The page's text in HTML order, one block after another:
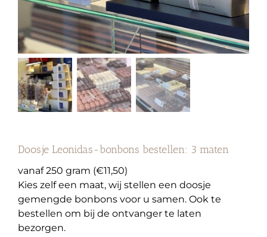
Doosje Leonidas-bonbons bestellen: 3 maten
vanaf 250 gram (€11,50)
Kies zelf een maat, wij stellen een doosje
gemengde bonbons voor u samen. Ook te
bestellen om bij de ontvanger te laten
bezorgen.